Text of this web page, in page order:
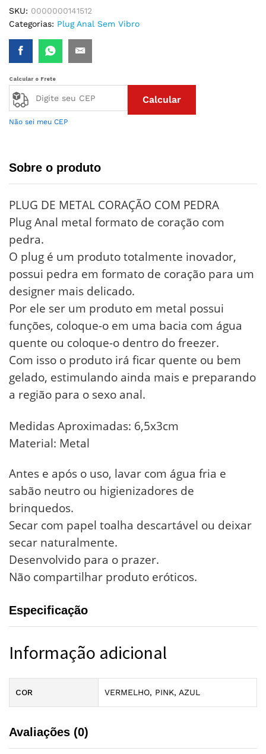
COLORS
quantidade
SKU: 0000000141512
Categorias: Plug Anal Sem Vibro
Calcular o Frete
Calcular
Não sei meu CEP
Sobre o produto
PLUG DE METAL CORAÇÃO COM PEDRA
Plug Anal metal formato de coração com
pedra.
O plug é um produto totalmente inovador,
possui pedra em formato de coração para um
designer mais delicado.
Por ele ser um produto em metal possui
funções, coloque-o em uma bacia com água
quente ou coloque-o dentro do freezer.
Com isso o produto irá ficar quente ou bem
gelado, estimulando ainda mais e preparando
a região para o sexo anal.
Medidas Aproximadas: 6,5x3cm
Material: Metal
Antes e após o uso, lavar com água fria e
sabão neutro ou higienizadores de
brinquedos.
Secar com papel toalha descartável ou deixar
secar naturalmente.
Desenvolvido para o prazer.
Não compartilhar produto eróticos.
Especificação
Informação adicional
COR VERMELHO, PINK, AZUL
Avaliações (0)